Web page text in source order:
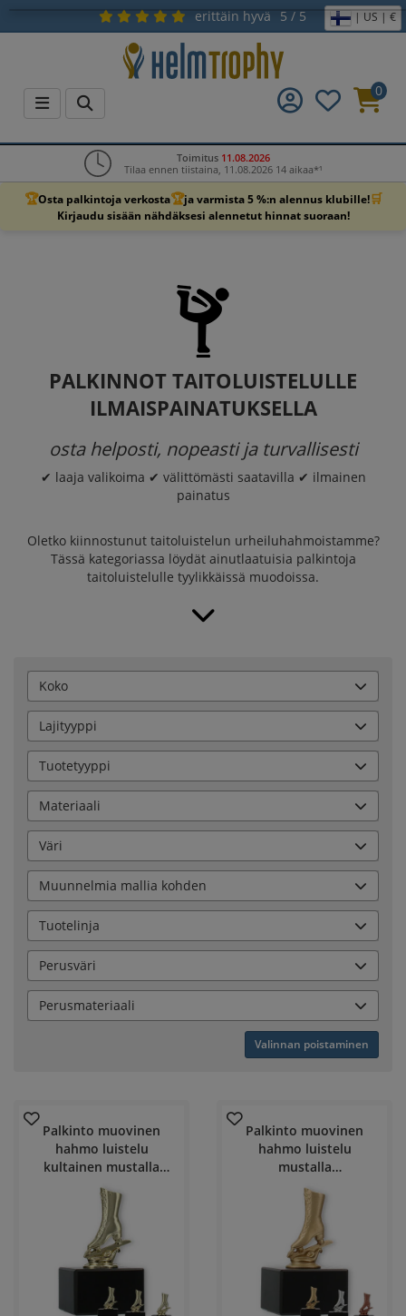
erittäin hyvä 5 / 5 | US | €
0
Toimitus 11.08.2026
Tilaa ennen tiistaina, 11.08.2026 14 aikaa*¹
🏆Osta palkintoja verkosta🏆ja varmista 5 %:n alennus klubille!🛒
Kirjaudu sisään nähdäksesi alennetut hinnat suoraan!
PALKINNOT TAITOLUISTELULLE
ILMAISPAINATUKSELLA
osta helposti, nopeasti ja turvallisesti
✔ laaja valikoima ✔ välittömästi saatavilla ✔ ilmainen
painatus
Oletko kiinnostunut taitoluistelun urheiluhahmoistamme?
Tässä kategoriassa löydät ainutlaatuisia palkintoja
taitoluistelulle tyylikkäissä muodoissa.
Koko
Lajityyppi
Tuotetyyppi
Materiaali
Väri
Muunnelmia mallia kohden
Tuotelinja
Perusväri
Perusmateriaali
Valinnan poistaminen
Palkinto muovinen
hahmo luistelu
kultainen mustalla
marmoripohjalla
Palkinto muovinen
hahmo luistelu
mustalla
marmoripohjalla